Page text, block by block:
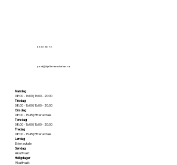
Mandag
08:00 - 16:00 | 16:00 - 20:00
Tirsdag
08:00 - 16:00 | 16:00 - 20:00
Onsdag
08:00 - 15:45 | Etter avtale
Torsdag
08:00 - 16:00 | 16:00 - 20:00
Fredag
08:00 - 15:45 | Etter avtale
Lørdag
Etter avtale
Søndag
Akuttvakt
Helligdager
Akuttvakt
63 81 36 76
post@kjellertannhelse.no